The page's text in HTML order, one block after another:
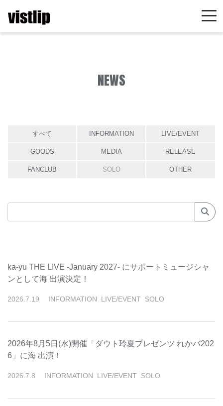
NEWS
すべて INFORMATION LIVE/EVENT
GOODS MEDIA RELEASE
FANCLUB SOLO OTHER
ka-yu THE LIVE -January 2027- にサポートミュージシャ
ンとして海 出演決定！
2026 7 19 INFORMATION LIVE/EVENT SOLO
2026年8月5日(水)開催「ダウト玲夏プレゼンツ れかバ202
6」に海 出演！
2026 7 8 INFORMATION LIVE/EVENT SOLO